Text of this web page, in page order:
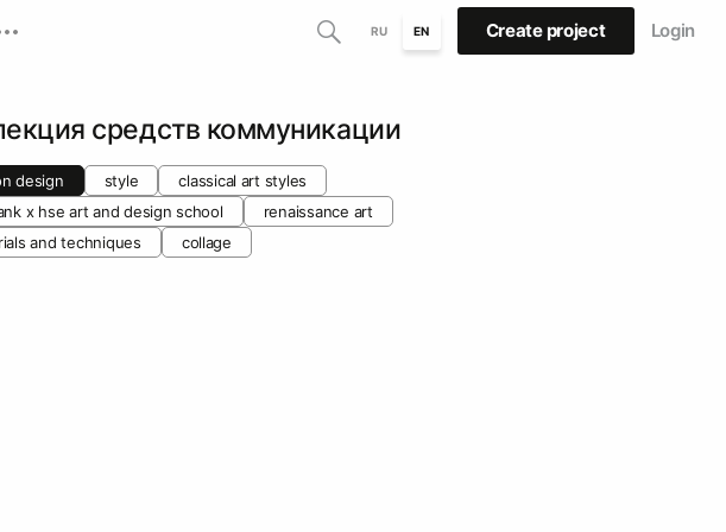
RU EN Create project Login
средств коммуникации
design style
classical art styles
х hse art and design school
renaissance art
and techniques
collage